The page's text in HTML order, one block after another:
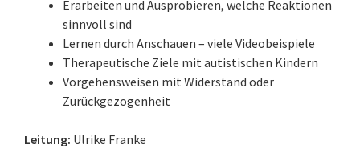
Erarbeiten und Ausprobieren, welche Reaktionen
sinnvoll sind
Lernen durch Anschauen – viele Videobeispiele
Therapeutische Ziele mit autistischen Kindern
Vorgehensweisen mit Widerstand oder
Zurückgezogenheit
Leitung: Ulrike Franke